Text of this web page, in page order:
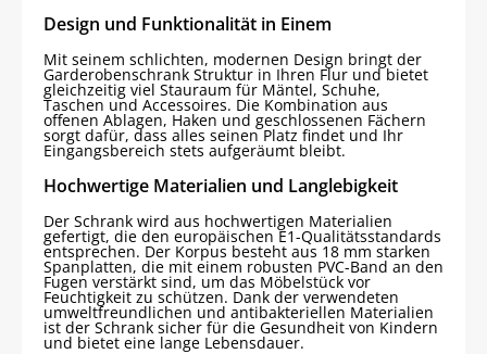
Design und Funktionalität in Einem
Mit seinem schlichten, modernen Design bringt der
Garderobenschrank Struktur in Ihren Flur und bietet
gleichzeitig viel Stauraum für Mäntel, Schuhe,
Taschen und Accessoires. Die Kombination aus
offenen Ablagen, Haken und geschlossenen Fächern
sorgt dafür, dass alles seinen Platz findet und Ihr
Eingangsbereich stets aufgeräumt bleibt.
Hochwertige Materialien und Langlebigkeit
Der Schrank wird aus hochwertigen Materialien
gefertigt, die den europäischen E1-Qualitätsstandards
entsprechen. Der Korpus besteht aus 18 mm starken
Spanplatten, die mit einem robusten PVC-Band an den
Fugen verstärkt sind, um das Möbelstück vor
Feuchtigkeit zu schützen. Dank der verwendeten
umweltfreundlichen und antibakteriellen Materialien
ist der Schrank sicher für die Gesundheit von Kindern
und bietet eine lange Lebensdauer.